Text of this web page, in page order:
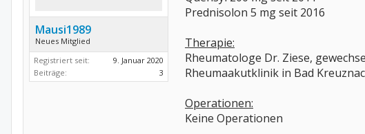
Mausi1989
Neues Mitglied
Registriert seit:
9. Januar 2020
Beiträge:
3
Prednisolon 5 mg seit 2016
Therapie:
Rheumatologe Dr. Ziese,
Rheumaakutklinik in Bad
Operationen:
Keine Operationen